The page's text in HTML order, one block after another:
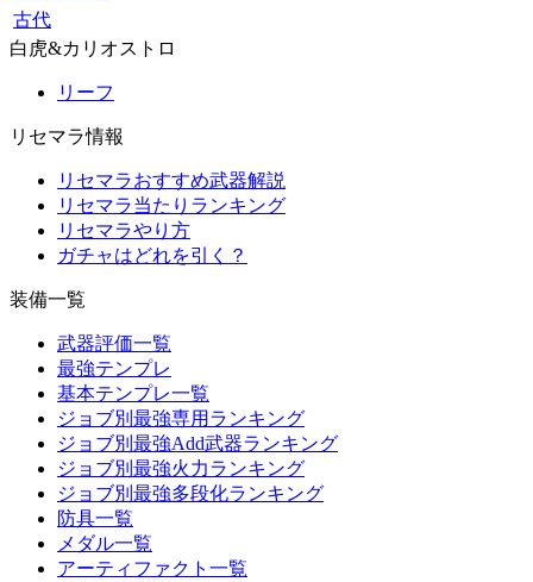
古代
白虎&カリオストロ
リーフ
リセマラ情報
リセマラおすすめ武器解説
リセマラ当たりランキング
リセマラやり方
ガチャはどれを引く？
装備一覧
武器評価一覧
最強テンプレ
基本テンプレ一覧
ジョブ別最強専用ランキング
ジョブ別最強Add武器ランキング
ジョブ別最強火力ランキング
ジョブ別最強多段化ランキング
防具一覧
メダル一覧
アーティファクト一覧